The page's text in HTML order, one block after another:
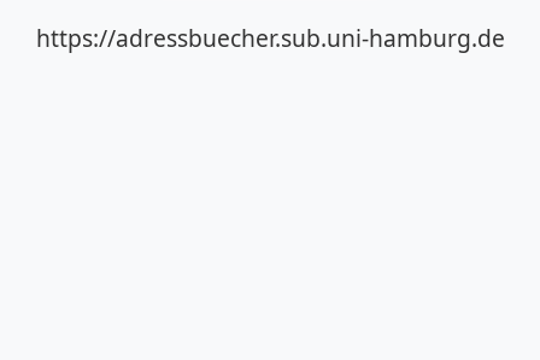
https://adressbuecher.sub.uni-hamburg.de